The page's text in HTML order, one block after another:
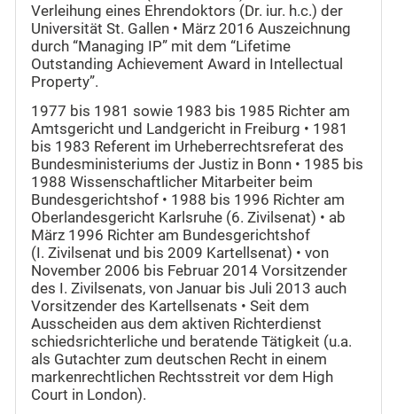
Verleihung eines Ehrendoktors (Dr. iur. h.c.) der
Universität St. Gallen • März 2016 Auszeichnung
durch “Managing IP” mit dem “Lifetime
Outstanding Achievement Award in Intellectual
Property”.
1977 bis 1981 sowie 1983 bis 1985 Richter am
Amtsgericht und Landgericht in Freiburg • 1981
bis 1983 Referent im Urheberrechtsreferat des
Bundesministeriums der Justiz in Bonn • 1985 bis
1988 Wissenschaftlicher Mitarbeiter beim
Bundesgerichtshof • 1988 bis 1996 Richter am
Oberlandesgericht Karlsruhe (6. Zivilsenat) • ab
März 1996 Richter am Bundesgerichtshof
(I. Zivilsenat und bis 2009 Kartellsenat) • von
November 2006 bis Februar 2014 Vorsitzender
des I. Zivilsenats, von Januar bis Juli 2013 auch
Vorsitzender des Kartellsenats • Seit dem
Ausscheiden aus dem aktiven Richterdienst
schiedsrichterliche und beratende Tätigkeit (u.a.
als Gutachter zum deutschen Recht in einem
markenrechtlichen Rechtsstreit vor dem High
Court in London).